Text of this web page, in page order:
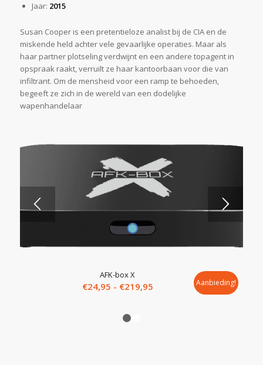
Jaar: 2015
Susan Cooper is een pretentieloze analist bij de CIA en de
miskende held achter vele gevaarlijke operaties. Maar als
haar partner plotseling verdwijnt en een andere topagent in
opspraak raakt, verruilt ze haar kantoorbaan voor die van
infiltrant. Om de mensheid voor een ramp te behoeden,
begeeft ze zich in de wereld van een dodelijke
wapenhandelaar
AFK-box X
€24,95 - €219,95Prijsklasse:Aanbieding!